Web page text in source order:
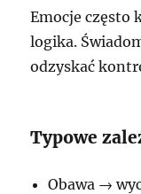
Emocje często
logika.
odzyskać
Typowe
Obawa →